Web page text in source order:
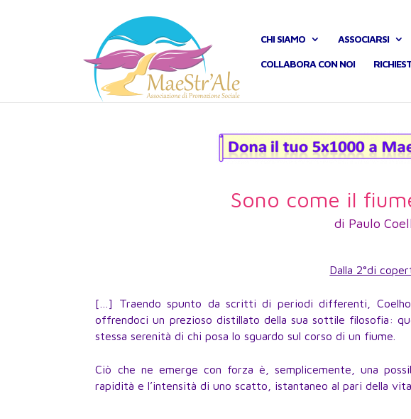
CHI SIAMO ASSOCIARSI
COLLABORA CON NOI
Sono come il
di Paulo
Dalla 2°di
[…] Traendo spunto da scritti di periodi differenti,
offrendoci un prezioso distillato della sua sottile filosofia:
stessa serenità di chi posa lo sguardo sul corso di un fiume.
Ciò che ne emerge con forza è, semplicemente, una
rapidità e l’intensità di uno scatto, istantaneo al pari della